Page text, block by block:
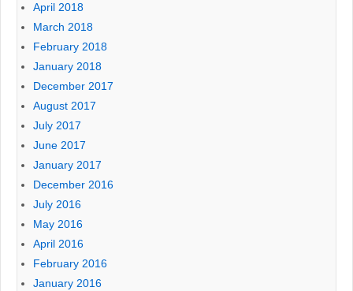
April 2018
March 2018
February 2018
January 2018
December 2017
August 2017
July 2017
June 2017
January 2017
December 2016
July 2016
May 2016
April 2016
February 2016
January 2016